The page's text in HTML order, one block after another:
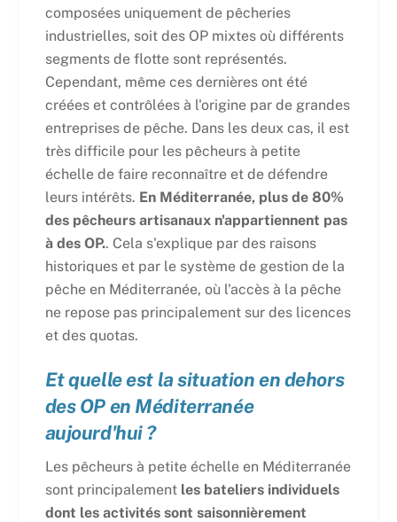
composées uniquement de pêcheries
industrielles, soit des OP mixtes où différents
segments de flotte sont représentés.
Cependant, même ces dernières ont été
créées et contrôlées à l'origine par de grandes
entreprises de pêche. Dans les deux cas, il est
très difficile pour les pêcheurs à petite
échelle de faire reconnaître et de défendre
leurs intérêts. En Méditerranée, plus de 80%
des pêcheurs artisanaux n'appartiennent pas
à des OP.. Cela s'explique par des raisons
historiques et par le système de gestion de la
pêche en Méditerranée, où l'accès à la pêche
ne repose pas principalement sur des licences
et des quotas.
Et quelle est la situation en dehors
des OP en Méditerranée
aujourd'hui ?
Les pêcheurs à petite échelle en Méditerranée
sont principalement les bateliers individuels
dont les activités sont saisonnièrement